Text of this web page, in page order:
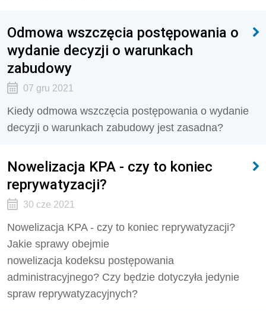
Odmowa wszczęcia postępowania o
wydanie decyzji o warunkach
zabudowy
07 gru 2021
Kiedy odmowa wszczęcia postępowania o wydanie
decyzji o warunkach zabudowy jest zasadna?
Nowelizacja KPA - czy to koniec
reprywatyzacji?
30 cze 2021
Nowelizacja KPA - czy to koniec reprywatyzacji?
Jakie sprawy obejmie
nowelizacja kodeksu postępowania
administracyjnego? Czy będzie dotyczyła jedynie
spraw reprywatyzacyjnych?